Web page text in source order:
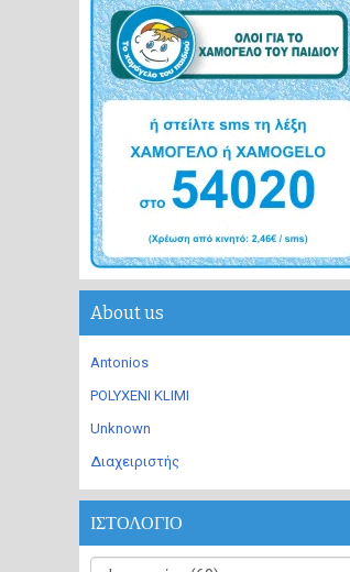
About us
Antonios
POLYXENI KLIMI
Unknown
Διαχειριστής
ΙΣΤΟΛΟΓΙΟ